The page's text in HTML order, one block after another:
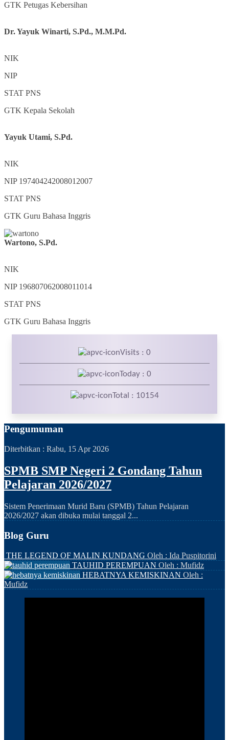
GTK Petugas Kebersihan
Dr. Yayuk Winarti, S.Pd., M.M.Pd.
NIK
NIP
STAT PNS
GTK Kepala Sekolah
Yayuk Utami, S.Pd.
NIK
NIP 197404242008012007
STAT PNS
GTK Guru Bahasa Inggris
Wartono, S.Pd.
NIK
NIP 196807062008011014
STAT PNS
GTK Guru Bahasa Inggris
Visits : 0
Today : 0
Total : 10154
Pengumuman
Diterbitkan : Rabu, 15 Apr 2026
SPMB SMP Negeri 2 Gondang Tahun
Pelajaran 2026/2027
Sistem Penerimaan Murid Baru (SPMB) Tahun Pelajaran
2026/2027 akan dibuka mulai tanggal 2...
Blog Guru
THE LEGEND OF MALIN KUNDANG Oleh : Ida Puspitorini
TAUHID PEREMPUAN Oleh : Mufidz
HEBATNYA KEMISKINAN Oleh :
Mufidz